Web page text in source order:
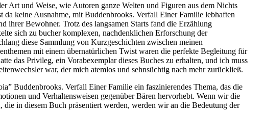
Art und Weise, wie Autoren ganze Welten und Figuren aus dem Nichts
da keine Ausnahme, mit Buddenbrooks. Verfall Einer Familie lebhaften
ihrer Bewohner. Trotz des langsamen Starts fand die Erzählung
sich zu bucher komplexen, nachdenklichen Erforschung der
diese Sammlung von Kurzgeschichten zwischen meinen
mit einem übernatürlichen Twist waren die perfekte Begleitung für
das Privileg, ein Vorabexemplar dieses Buches zu erhalten, und ich muss
war, der mich atemlos und sehnsüchtig nach mehr zurückließ.
Buddenbrooks. Verfall Einer Familie ein faszinierendes Thema, das die
und Verhaltensweisen gegenüber Bären hervorhebt. Wenn wir die
die in diesem Buch präsentiert werden, werden wir an die Bedeutung der